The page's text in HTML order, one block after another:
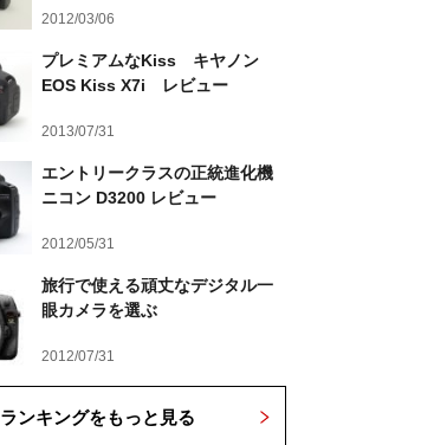
2012/03/06
プレミアムなKiss キヤノン
EOS Kiss X7i レビュー
2013/07/31
エントリークラスの正統進化機
ニコン D3200 レビュー
2012/05/31
旅行で使える頑丈なデジタル一
眼カメラを選ぶ
2012/07/31
ランキングをもっと見る